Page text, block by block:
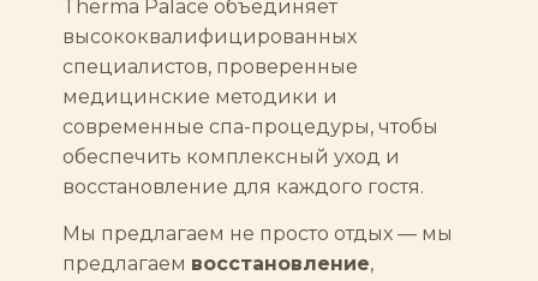
Therma Palace объединяет
высококвалифицированных
специалистов, проверенные
медицинские методики и
современные спа-процедуры, чтобы
обеспечить комплексный уход и
восстановление для каждого гостя.
Мы предлагаем не просто отдых — мы
предлагаем восстановление,